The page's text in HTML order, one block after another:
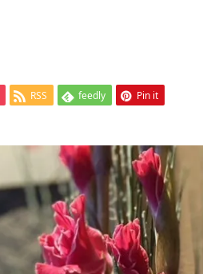
RSS feedly Pin it